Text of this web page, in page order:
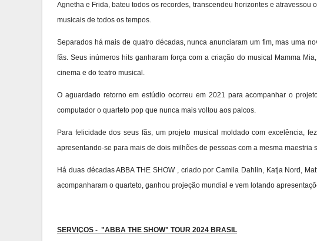
Agnetha e Frida, bateu todos os recordes, transcendeu horizontes e
musicais de todos os tempos.
Separados há mais de quatro décadas, nunca anunciaram um fim, mas uma
fãs. Seus inúmeros hits ganharam força com a criação do musical Mamma
cinema e do teatro musical.
O aguardado retorno em estúdio ocorreu em 2021 para acompanhar o
computador o quarteto pop que nunca mais voltou aos palcos.
Para felicidade dos seus fãs, um projeto musical moldado com excelência,
apresentando-se para mais de dois milhões de pessoas com a mesma maestria
Há duas décadas ABBA THE SHOW , criado por Camila Dahlin, Katja Nord,
acompanharam o quarteto, ganhou projeção mundial e vem lotando
SERVIÇOS - "ABBA THE SHOW" TOUR 2024 BRASIL